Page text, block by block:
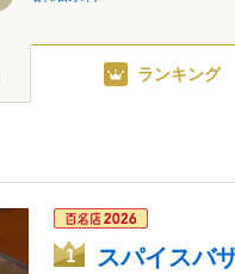
ランキング
1 スパイスバ